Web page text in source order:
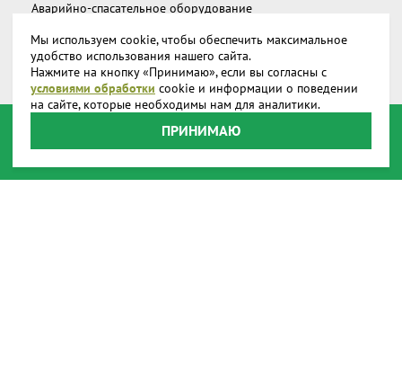
Аварийно-спасательное оборудование
Дополнительное снаряжение
Запчасти и аксессуары
О компании
Доставка
Реквизиты
Мы используем cookie, чтобы обеспечить максимальное
удобство использования нашего сайта.
Нажмите на кнопку «Принимаю», если вы согласны с
условиями обработки cookie и информации о поведении
на сайте, которые необходимы нам для аналитики.
ПРИНИМАЮ